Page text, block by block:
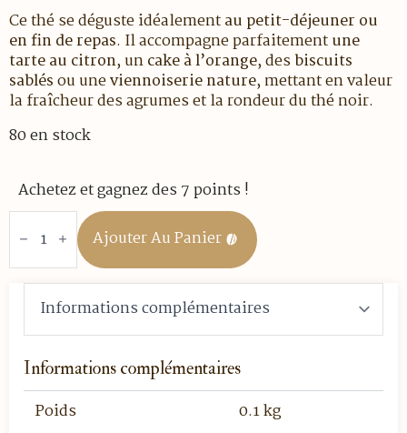
Ce thé se déguste idéalementau petit-déjeuner ou
en fin de repas. Il accompagne parfaitementune
tarte au citron, uncake à l’orange, desbiscuits
sablésou uneviennoiserie nature, mettant en valeur
la fraîcheur des agrumes et la rondeur du thé noir.
80 en stock
Achetez et gagnez des 7 points !
quantité
Thé
-
Agrumes
Ajouter Au Panier
Informations complémentaires
Poids 0.1 kg